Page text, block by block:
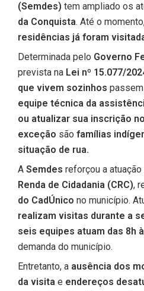
(Semdes) tem ampliado os
da Conquista. Até o
residências já foram
Determinada pelo Governo
prevista na Lei nº 15.077/
que vivem sozinhos
equipe técnica da
ou atualizar sua inscrição
exceção são famílias
situação de rua.
A Semdes reforçou a atuação
Renda de Cidadania (CRC),
do CadÚnico no município.
realizam visitas durante a
seis equipes atuam das 8h
demanda do município.
Entretanto, a ausência dos
da visita e endereços